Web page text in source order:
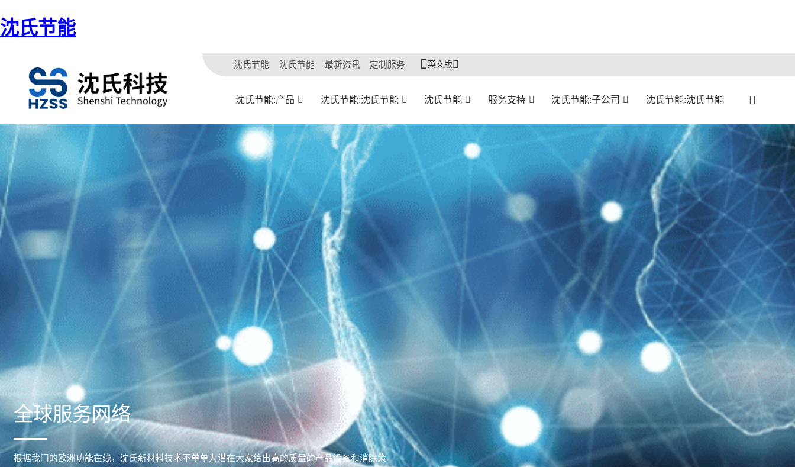
沈氏节能
沈氏节能 沈氏节能 最新资讯 定制服务 英文版
沈氏节能:产品 沈氏节能:沈氏节能 沈氏节能 服务支持 沈氏节能:子公司 沈氏节能:沈氏节能
全球服务网络
根据我门的欧洲功能在线，沈氏新材料技术不单单为潜在大家给出高的质量的产品设备和消除策